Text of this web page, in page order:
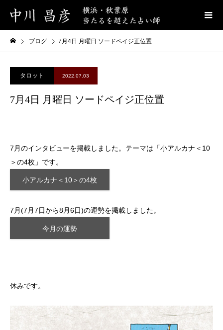
ブログ 7月4日 月曜日 ソードペイジ正位置
タロット 2022.07.03
7月4日 月曜日 ソードペイジ正位置
7月のインタビューを掲載しました。テーマは「小アルカナ＜10
＞の4枚」です。
小アルカナ＜10＞の4枚
7月(7月7日から8月6日)の運勢を掲載しました。
今月の運勢
休みです。